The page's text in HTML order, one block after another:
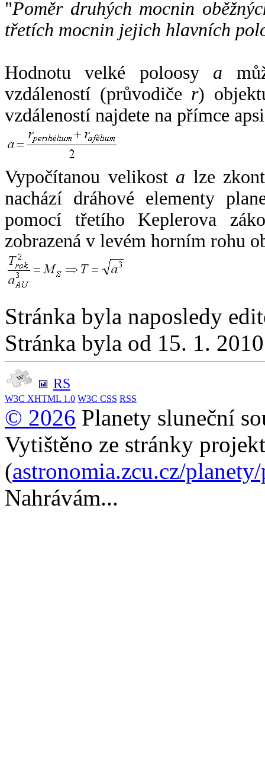
"Poměr druhých mocnin
třetích mocnin jejich hlavních
Hodnotu velké poloosy a
vzdáleností (průvodiče r)
vzdáleností najdete na přímce
Vypočítanou velikost a lze
nachází dráhové elementy
pomocí třetího Keplerova
zobrazená v levém horním rohu
Stránka byla naposledy
Stránka byla od 15. 1.
RS
W3C XHTML 1.0 W3C CSS RSS
© 2026 Planety sluneční
Vytištěno ze stránky
(astronomia.zcu.cz/
Nahrávám...